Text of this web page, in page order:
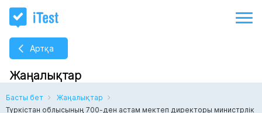
Артқа
Жаңалықтар
Басты бет
Жаңалықтар
Түркістан облысының 700-ден астам мектеп директоры министрлік